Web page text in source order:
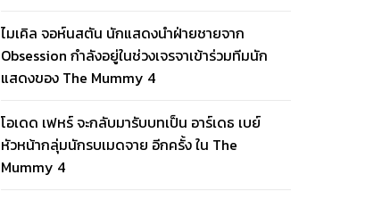
ไมเคิล จอห์นสตัน นักแสดงนำฝ่ายชายจาก
Obsession กำลังอยู่ในช่วงเจรจาเข้าร่วมทีมนัก
แสดงของ The Mummy 4
โอเดด เฟหร์ จะกลับมารับบทเป็น อาร์เดธ เบย์
หัวหน้ากลุ่มนักรบเมดจาย อีกครั้ง ใน The
Mummy 4